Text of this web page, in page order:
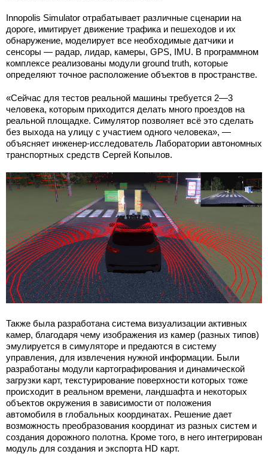
Innopolis Simulator отрабатывает различные сценарии на
дороге, имитирует движение трафика и пешеходов и их
обнаружение, моделирует все необходимые датчики и
сенсоры — радар, лидар, камеры, GPS, IMU. В программном
комплексе реализованы модули ground truth, которые
определяют точное расположение объектов в пространстве.
«Сейчас для тестов реальной машины требуется 2—3
человека, которым приходится делать много проездов на
реальной площадке. Симулятор позволяет всё это сделать
без выхода на улицу с участием одного человека», —
объясняет инженер-исследователь Лаборатории автономных
транспортных средств Сергей Копылов.
Также была разработана система визуализации активных
камер, благодаря чему изображения из камер (разных типов)
эмулируется в симуляторе и предаются в систему
управления, для извлечения нужной информации. Были
разработаны модули картографирования и динамической
загрузки карт, текстурирование поверхности которых тоже
происходит в реальном времени, ландшафта и некоторых
объектов окружения в зависимости от положения
автомобиля в глобальных координатах. Решение дает
возможность преобразования координат из разных систем и
создания дорожного полотна. Кроме того, в него интегрирован
модуль для создания и экспорта HD карт.